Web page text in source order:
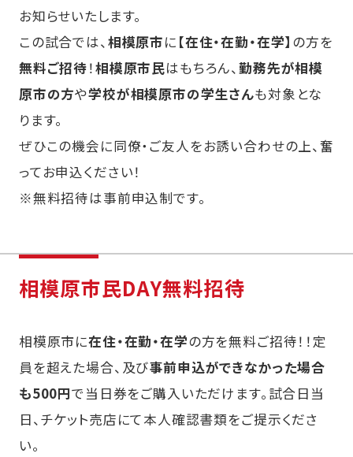
お知らせいたします。
この試合では、 相模原市に 【在住・在勤・在学】 の方を
無料ご招待！相模原市民はもちろん、勤務先が相模
原市の方や学校が相模原市の学生さんも対象とな
ります。
ぜひこの機会に同僚・ご友人をお誘い合わせの上、奮
ってお申込ください！
※無料招待は事前申込制です。
相模原市民DAY無料招待
相模原市に在住・在勤・在学の方を無料ご招待！！定
員を超えた場合、及び事前申込ができなかった場合
も500円で当日券をご購入いただけます。試合日当
日、チケット売店にて本人確認書類をご提示くださ
い。